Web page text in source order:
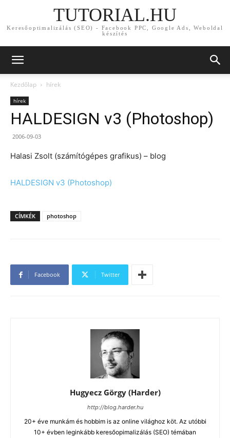
TUTORIAL.HU
Keresőoptimalizálás (SEO) - Facebook PPC, Google Ads, Weboldal
készítés
Kezdőlap hírek
hírek
HALDESIGN v3 (Photoshop)
2006-09-03
Halasi Zsolt (számítógépes grafikus) – blog
HALDESIGN v3 (Photoshop)
CÍMKÉK photoshop
Facebook Twitter
Hugyecz Görgy (Harder)
http://blog.harder.hu
20+ éve munkám és hobbim is az online világhoz köt. Az utóbbi
10+ évben leginkább keresőopimalizálás (SEO) témában